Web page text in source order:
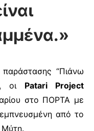
“Πιάνω
οι Patari Project
στο ΠΟΡΤΑ με
από το
Μύτη.